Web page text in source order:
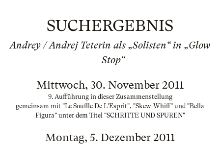
SUCHERGEBNIS
Andrey / Andrej Teterin als „Solisten“ in „Glow
- Stop“
Mittwoch, 30. November 2011
9. Aufführung in dieser Zusammenstellung
gemeinsam mit "Le Souffle De L'Esprit", "Skew-Whiff" und "Bella
Figura" unter dem Titel "SCHRITTE UND SPUREN"
Montag, 5. Dezember 2011